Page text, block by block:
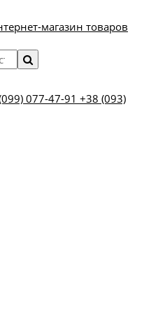
магазин товаров
077-47-91 +38 (093)